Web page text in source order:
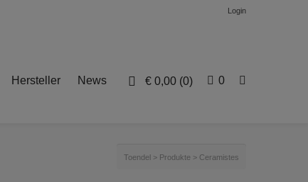
Login
€ 0,00 (0) 0
Hersteller News
Toendel > Produkte > Ceramistes